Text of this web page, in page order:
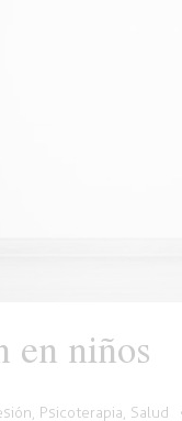
en niños
Psicoterapia Salud